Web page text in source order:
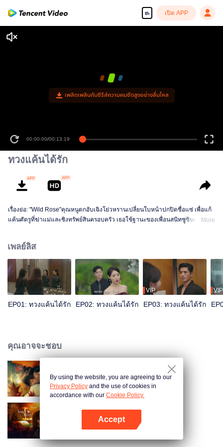
th เปิด APP
ทวงแค้นได้รัก
เรื่องย่อ: "Wild Rose"คุณหนูตกอับเฉิงโย่วหรานเปลี่ยนใบหน้าปกปิดชื่อแซ่ เพื่อแก้
แค้นศัตรูที่ฆ่าแม่และชิงทรัพย์สินครอบครัว เธอใช้ฐานะของเพื่อนสนิทซูซินเยว่
เขาไม่ได้เปิดโปงเธอ แต่กลับแอบปกป้องและช่วยเหลือแผนการแก้แค้นของเธอ เฉิง
โย่วหรานลอกความจริงทีละชั้นๆ จนพบว่าผู้ร้ายตัวการในตอนนั้นเป็นอีกคนหนึ่ง
More
เพลย์ลิส
EP01: ทวงแค้นได้รัก EP02: ทวงแค้นได้รัก
VIP
EP03: ทวงแค้นได้รัก
VIP
คุณอาจจะชอบ
ไฟรักหมื่นคำลวง
กับดักรักลวงใจ
By using the website, you are agreeing to our
Privacy Policy and the use of cookies in
accordance with our Cookie Policy.
Accept